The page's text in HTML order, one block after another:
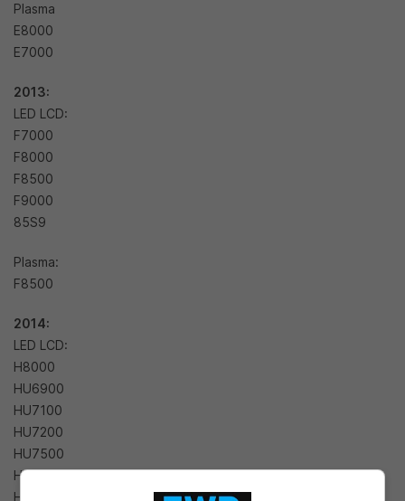
Plasma
E8000
E7000
2013:
LED LCD:
F7000
F8000
F8500
F9000
85S9
Plasma:
F8500
2014:
LED LCD:
H8000
HU6900
HU7100
HU7200
HU7500
HU8200
HU8500